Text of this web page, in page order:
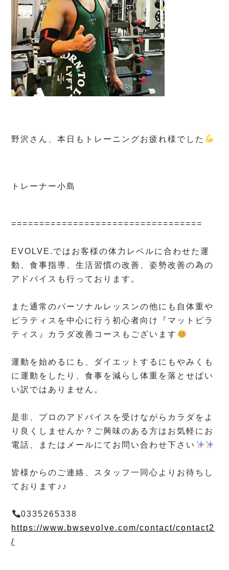
野沢さん、本日もトレーニングお疲れ様でした
トレーナー小島
==================================
EVOLVE.ではお客様の体力レベルに合わせた運
動、食事指導、生活習慣の改善、姿勢改善の為の
アドバイスも行っております。
また通常のパーソナルレッスンの他にも自体重や
ピラティスを中心に行う初心者向け『マットピラ
ティス』カラダ改善コースもございます
運動を始めるにも、ダイエットするにもやみくも
に運動をしたり、食事を減らし体重を落とせばい
い訳ではありません。
是非、プロのアドバイスを受けながらカラダをよ
り良くしませんか？ご興味のある方はお気軽にお
電話、またはメールにてお問い合わせ下さい
皆様からのご連絡、スタッフ一同心よりお待ちし
ております♪♪
0335265338
https://www.bwsevolve.com/contact/contact2
/